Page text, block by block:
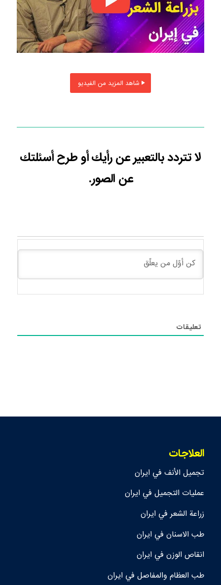
شاهد المزيد من الفيديو
لا تتردد بالتعبير عن رأيك أو طرح أسئلتك
عن الصور.
تعليقات
العلاجات
تجمیل الأنف في ايران
عمليات التجميل في ايران
زراعة الشعر في ايران
طب الاسنان في ايران
انقاص الوزن في ايران
طب العظام والمفاصل في ايران